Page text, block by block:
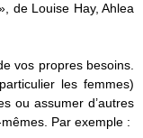
de Louise Hay, Ahlea
vos propres besoins.
les femmes)
ou assumer d’autres
Par exemple :